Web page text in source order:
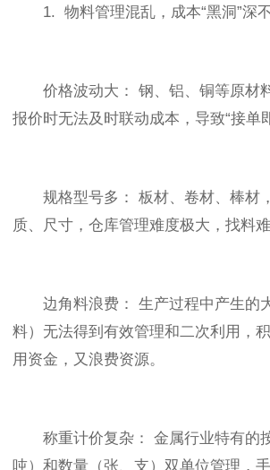
1. 物料管理混乱，成本“黑洞”深
价格波动大： 钢、铝、铜等原材料
报价时无法及时联动成本，导致“接单
规格型号多： 板材、卷材、棒材
质、尺寸，仓库管理难度极大，找料难
边角料浪费： 生产过程中产生的
料）无法得到有效管理和二次利用，
用资金，又浪费资源。
称重计价复杂： 金属行业特有的按
吨）和数量（张、支）双单位管理，